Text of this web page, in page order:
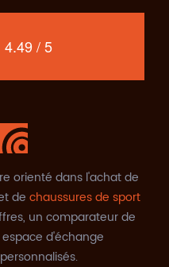
4.49 / 5
orienté dans l'achat de
de chaussures de sport
un comparateur de
d'échange